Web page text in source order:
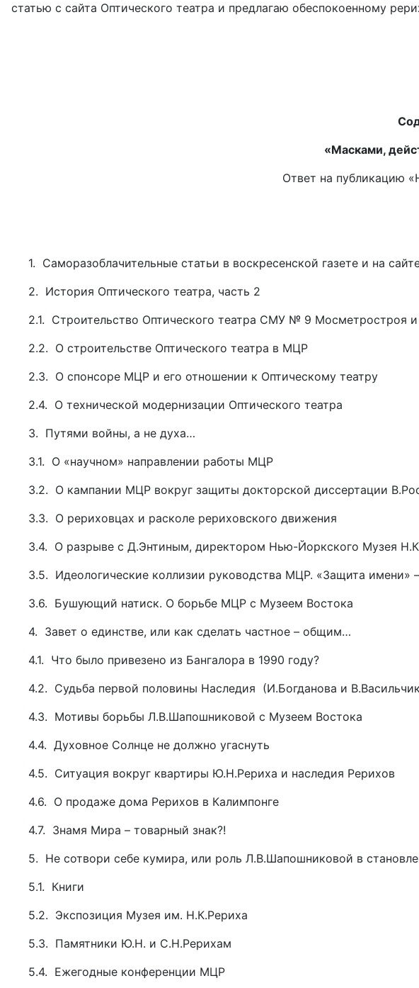
статью с сайта Оптического театра и предлагаю обеспокоенному
«Масками,
Ответ на публикацию
1. Саморазоблачительные статьи в воскресенской газете и на
2. История Оптического театра, часть 2
2.1. Строительство Оптического театра СМУ № 9 Мосметростроя
2.2. О строительстве Оптического театра в МЦР
2.3. О спонсоре МЦР и его отношении к Оптическому театру
2.4. О технической модернизации Оптического театра
3. Путями войны, а не духа…
3.1. О «научном» направлении работы МЦР
3.2. О кампании МЦР вокруг защиты докторской диссертации
3.3. О рериховцах и расколе рериховского движения
3.4. О разрыве с Д.Энтиным, директором Нью-Йоркского Музея
3.5. Идеологические коллизии руководства МЦР. «Защита имени»
3.6. Бушующий натиск. О борьбе МЦР с Музеем Востока
4. Завет о единстве, или как сделать частное – общим…
4.1. Что было привезено из Бангалора в 1990 году?
4.2. Судьба первой половины Наследия (И.Богданова и
4.3. Мотивы борьбы Л.В.Шапошниковой с Музеем Востока
4.4. Духовное Солнце не должно угаснуть
4.5. Ситуация вокруг квартиры Ю.Н.Рериха и наследия Рерихов
4.6. О продаже дома Рерихов в Калимпонге
4.7. Знамя Мира – товарный знак?!
5. Не сотвори себе кумира, или роль Л.В.Шапошниковой в
5.1. Книги
5.2. Экспозиция Музея им. Н.К.Рериха
5.3. Памятники Ю.Н. и С.Н.Рерихам
5.4. Ежегодные конференции МЦР